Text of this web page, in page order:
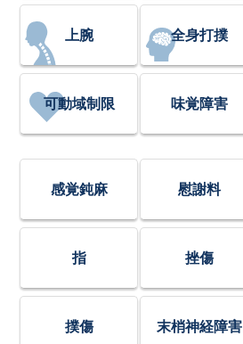
上腕 全身打撲
可動域制限 味覚障害
感覚鈍麻 慰謝料
指 挫傷
撲傷 末梢神経障害